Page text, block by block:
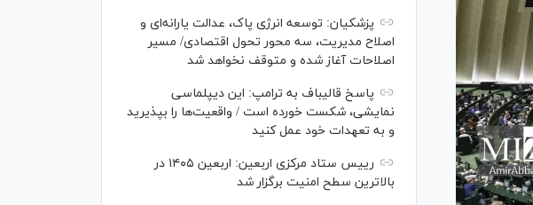
پزشکیان: توسعه انرژی پاک، عدالت یارانه‌ای و
اصلاح مدیریت، سه محور تحول اقتصادی/ مسیر
اصلاحات آغاز شده و متوقف نخواهد شد
پاسخ قالیباف به ترامپ: این دیپلماسی
نمایشی، شکست خورده است / واقعیت‌ها را بپذیرید
و به تعهدات خود عمل کنید
رییس ستاد مرکزی اربعین: اربعین ۱۴۰۵ در
بالاترین سطح امنیت برگزار شد